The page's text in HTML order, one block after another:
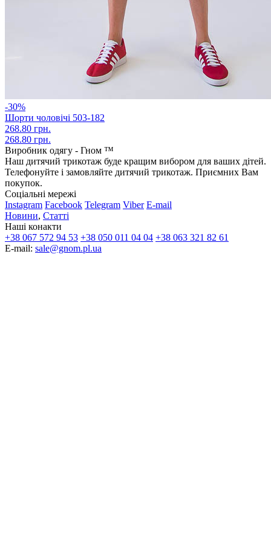
-30%
Шорти чоловічі 503-182
268.80 грн.
268.80 грн.
Виробник одягу - Гном ™
Наш дитячий трикотаж буде кращим вибором для ваших дітей.
Телефонуйте і замовляйте дитячий трикотаж. Приємних Вам
покупок.
Соціальні мережі
Instagram Facebook Telegram Viber E-mail
Новини, Статті
Наші конакти
+38 067 572 94 53 +38 050 011 04 04 +38 063 321 82 61
E-mail: sale@gnom.pl.ua